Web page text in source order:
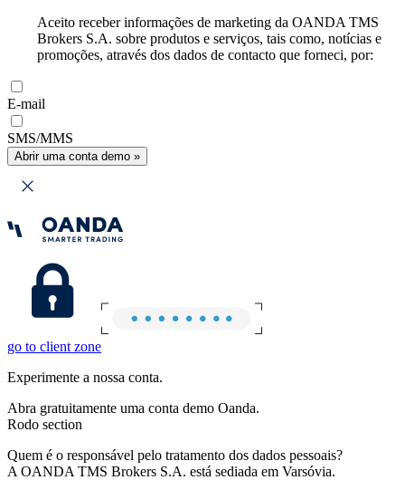
Aceito receber informações de marketing da OANDA TMS
Brokers S.A. sobre produtos e serviços, tais como, notícias e
promoções, através dos dados de contacto que forneci, por:
E-mail
SMS/MMS
Abrir uma conta demo »
go to client zone
Experimente a nossa conta.
Abra gratuitamente uma conta demo Oanda.
Rodo section
Quem é o responsável pelo tratamento dos dados pessoais?
A OANDA TMS Brokers S.A. está sediada em Varsóvia.